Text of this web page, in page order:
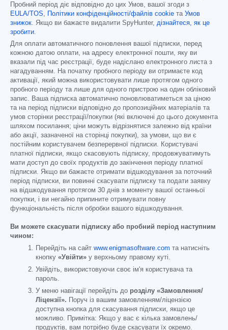
Пробний період діє відповідно до цих Умов, вашої згоди з
EULA/TOS
Політики конфіденційності/файлів cookie та Умов
знижок . Якщо ви бажаєте видалити SpyHunter, дізнайтеся, як це
зробити
Для оплати автоматичного поновлення вашої підписки, перед
кожною датою оплати, на адресу електронної пошти, яку ви
вказали під час реєстрації, буде надіслано електронного листа з
нагадуванням. На початку пробного періоду ви отримаєте код
активації, який можна використовувати лише протягом одного
пробного періоду та лише для одного пристрою на один обліковий
запис. Ваша підписка автоматично поновлюватиметься за ціною
та на період підписки відповідно до пропозиційних матеріалів та
умов сторінки реєстрації/покупки (які включені до цього документа
шляхом посилання; ціни можуть відрізнятися залежно від країни
або акції, зазначеної на сторінці покупки), за умови, що ви є
постійним користувачем безперервної підписки. Користувачі
платної підписки, якщо скасовують підписку, продовжуватимуть
мати доступ до своїх продуктів до закінчення періоду платної
підписки. Якщо ви бажаєте отримати відшкодування за поточний
період підписки, ви повинні скасувати підписку та подати заявку
на відшкодування протягом 30 днів з моменту вашої останньої
покупки, і ви негайно припините отримувати повну
функціональність після обробки вашого відшкодування.
Ви можете скасувати підписку або пробний період наступним
чином:
Перейдіть на сайт www.enigmasoftware.com та натисніть
кнопку «Увійти» у верхньому правому куті.
Увійдіть, використовуючи своє ім'я користувача та
пароль.
У меню навігації перейдіть до розділу «Замовлення/
Ліцензії». Поруч із вашим замовленням/ліцензією
доступна кнопка для скасування підписки, якщо це
можливо. Примітка: Якщо у вас є кілька замовлень/
продуктів, вам потрібно буде скасувати їх окремо.